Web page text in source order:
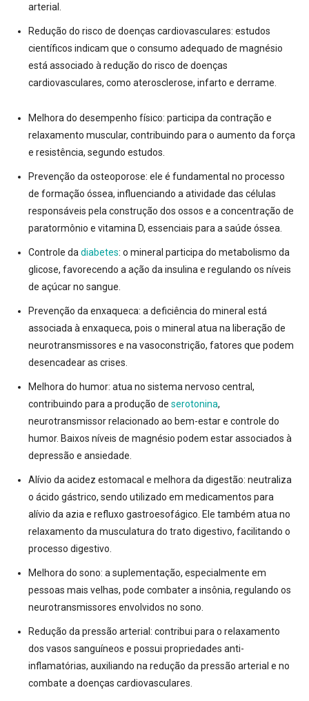
arterial.
Redução do risco de doenças cardiovasculares: estudos
científicos indicam que o consumo adequado de magnésio
está associado à redução do risco de doenças
cardiovasculares, como aterosclerose, infarto e derrame.
Melhora do desempenho físico: participa da contração e
relaxamento muscular, contribuindo para o aumento da força
e resistência, segundo estudos.
Prevenção da osteoporose: ele é fundamental no processo
de formação óssea, influenciando a atividade das células
responsáveis pela construção dos ossos e a concentração de
paratormônio e vitamina D, essenciais para a saúde óssea.
Controle dadiabetes: o mineral participa do metabolismo da
glicose, favorecendo a ação da insulina e regulando os níveis
de açúcar no sangue.
Prevenção da enxaqueca: a deficiência do mineral está
associada à enxaqueca, pois o mineral atua na liberação de
neurotransmissores e na vasoconstrição, fatores que podem
desencadear as crises.
Melhora do humor: atua no sistema nervoso central,
contribuindo para a produção de serotonina,
neurotransmissor relacionado ao bem-estar e controle do
humor. Baixos níveis de magnésio podem estar associados à
depressão e ansiedade.
Alívio da acidez estomacal e melhora da digestão: neutraliza
o ácido gástrico, sendo utilizado em medicamentos para
alívio da azia e refluxo gastroesofágico. Ele também atua no
relaxamento da musculatura do trato digestivo, facilitando o
processo digestivo.
Melhora do sono: a suplementação, especialmente em
pessoas mais velhas, pode combater a insônia, regulando os
neurotransmissores envolvidos no sono.
Redução da pressão arterial: contribui para o relaxamento
dos vasos sanguíneos e possui propriedades anti-
inflamatórias, auxiliando na redução da pressão arterial e no
combate a doenças cardiovasculares.